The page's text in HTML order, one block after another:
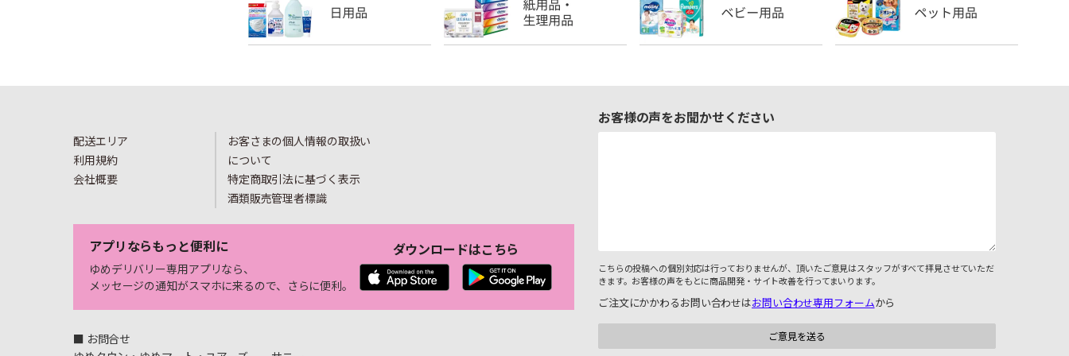
配送エリア
利用規約
会社概要
お客さまの個人情報の取扱い
について
特定商取引法に基づく表示
酒類販売管理者標識
アプリならもっと便利に
ゆめデリバリー専用アプリなら、
メッセージの通知がスマホに来るので、さらに便利。
ダウンロードはこちら
■ お問合せ
お客様の声をお聞かせください
こちらの投稿への個別対応は行っておりませんが、頂いたご意見はスタッフがすべて拝見させていただ
きます。お客様の声をもとに商品開発・サイト改善を行ってまいります。
ご注文にかかわるお問い合わせはお問い合わせ専用フォームから